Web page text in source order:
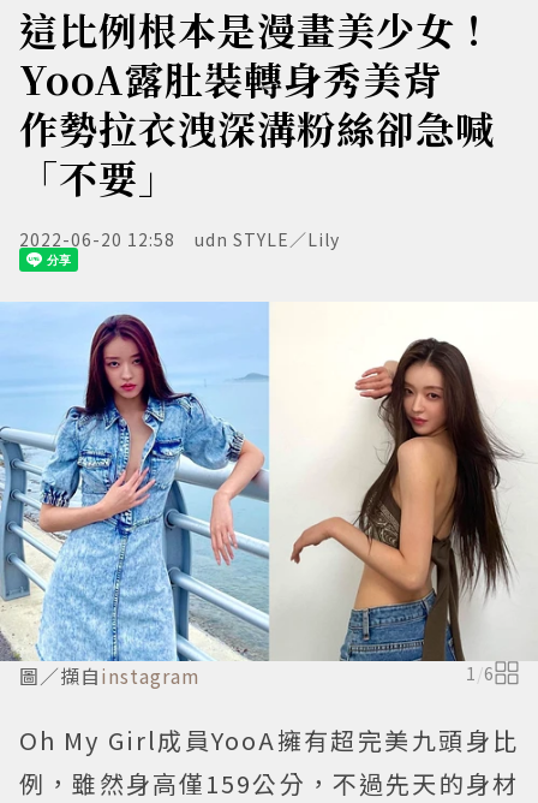
這比例根本是漫畫美少女！
YooA露肚裝轉身秀美背
作勢拉衣洩深溝粉絲卻急喊
「不要」
2022-06-20 12:58 udn STYLE／Lily
圖／擷自instagram 1 /6
Oh My Girl成員YooA擁有超完美九頭身比
例，雖然身高僅159公分，不過先天的身材